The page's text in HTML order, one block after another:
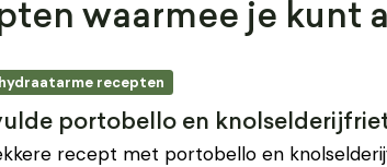
waarmee je kunt
recepten
portobello en
recept met portobello en